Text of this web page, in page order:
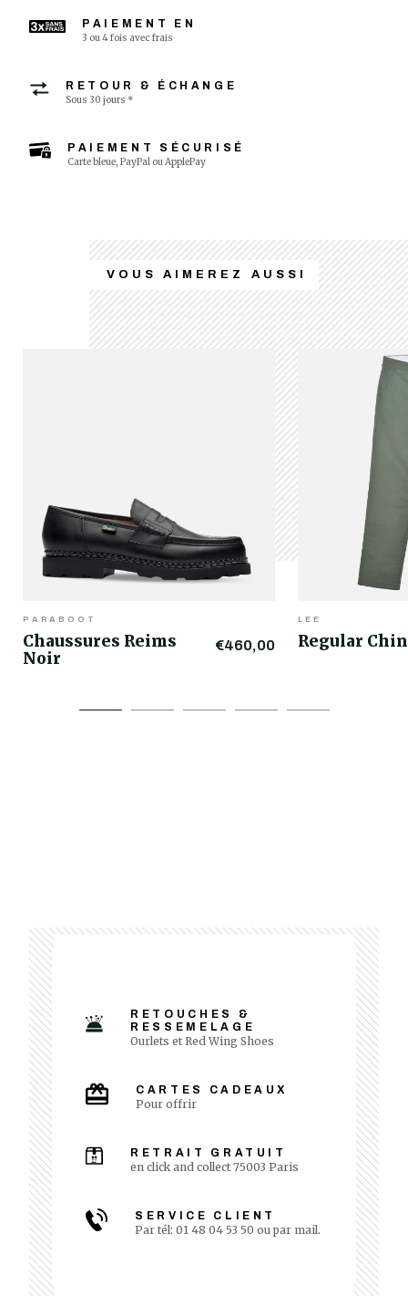
PAIEMENT EN
3 ou 4 fois avec frais
RETOUR & ÉCHANGE
Sous 30 jours *
PAIEMENT SÉCURISÉ
Carte bleue, PayPal ou ApplePay
VOUS AIMEREZ AUSSI
PARABOOT
Chaussures Reims
Noir
€460,00
LEE
Regular
RETOUCHES &
RESSEMELAGE
Ourlets et Red Wing Shoes
CARTES CADEAUX
Pour offrir
RETRAIT GRATUIT
en click and collect 75003 Paris
SERVICE CLIENT
Par tél: 01 48 04 53 50 ou par mail.